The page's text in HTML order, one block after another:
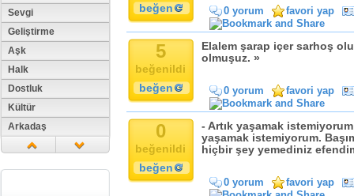
Sevgi
Geliştirme
Aşk
Halk
Dostluk
Kültür
Arkadaş
beğen
0 yorum favori yap
5
beğenildi
beğen
Elalem şarap içer sarhoş
olmuşuz. »
0 yorum favori yap
0
beğenildi
beğen
- Artık yaşamak
yaşamak istemiyorum.
hiçbir şey yemediniz
0 yorum favori yap